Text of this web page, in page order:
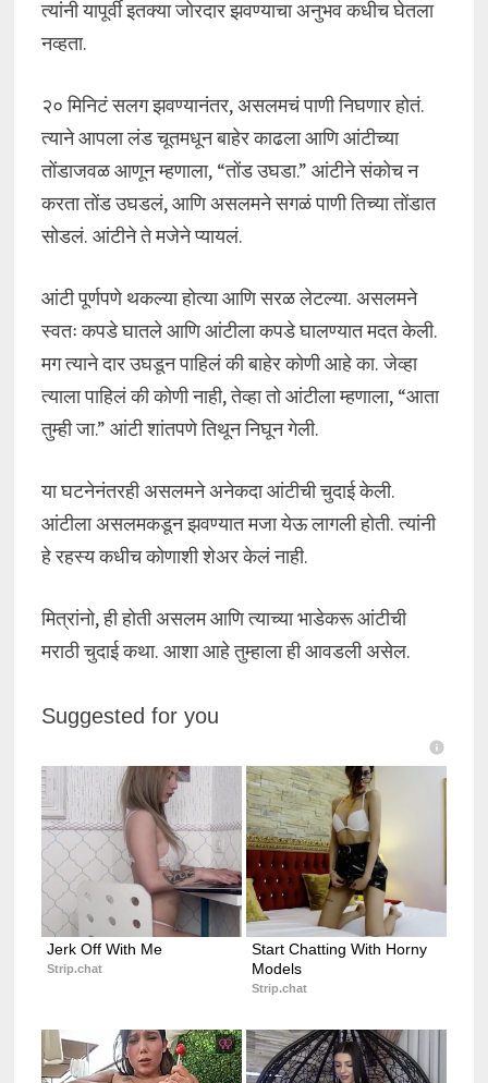
त्यांनी यापूर्वी इतक्या जोरदार झवण्याचा अनुभव कधीच घेतला
नव्हता.
२० मिनिटं सलग झवण्यानंतर, असलमचं पाणी निघणार होतं.
त्याने आपला लंड चूतमधून बाहेर काढला आणि आंटीच्या
तोंडाजवळ आणून म्हणाला, “तोंड उघडा.” आंटीने संकोच न
करता तोंड उघडलं, आणि असलमने सगळं पाणी तिच्या तोंडात
सोडलं. आंटीने ते मजेने प्यायलं.
आंटी पूर्णपणे थकल्या होत्या आणि सरळ लेटल्या. असलमने
स्वतः कपडे घातले आणि आंटीला कपडे घालण्यात मदत केली.
मग त्याने दार उघडून पाहिलं की बाहेर कोणी आहे का. जेव्हा
त्याला पाहिलं की कोणी नाही, तेव्हा तो आंटीला म्हणाला, “आता
तुम्ही जा.” आंटी शांतपणे तिथून निघून गेली.
या घटनेनंतरही असलमने अनेकदा आंटीची चुदाई केली.
आंटीला असलमकडून झवण्यात मजा येऊ लागली होती. त्यांनी
हे रहस्य कधीच कोणाशी शेअर केलं नाही.
मित्रांनो, ही होती असलम आणि त्याच्या भाडेकरू आंटीची
मराठी चुदाई कथा. आशा आहे तुम्हाला ही आवडली असेल.
Suggested for you
Jerk Off With Me
Strip.chat
Start Chatting With Horny
Models
Strip.chat